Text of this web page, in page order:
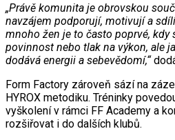
„Právě komunita je obrovskou
navzájem podporují, motivují a
mnoho žen je to často poprvé, kdy
povinnost nebo tlak na výkon, ale
dodává energii a sebevědomí,“
Form Factory zároveň sází na
HYROX metodiku. Tréninky
vyškolení v rámci FF Academy a
rozšiřovat i do dalších klubů.